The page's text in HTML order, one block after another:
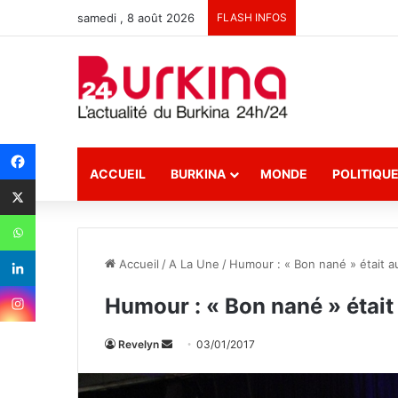
samedi , 8 août 2026 FLASH INFOS
ACCUEIL BURKINA MONDE POLITIQUE
Accueil / A La Une / Humour : « Bon nané » était
Humour : « Bon nané »
Revelyn 03/01/2017